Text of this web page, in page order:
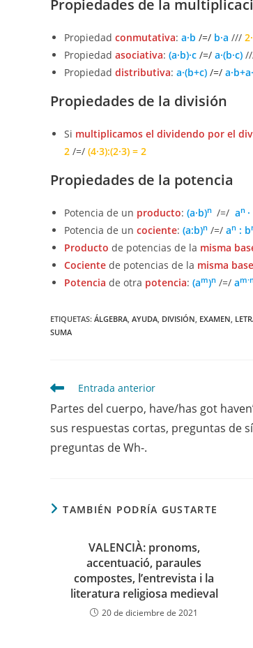
Propiedades de la
Propiedad conmutativa: a·b /=/ b·a ///
Propiedad asociativa: (a·b)·c /=/ a·(b·c)
Propiedad distributiva: a·(b+c) /=/
Propiedades de la división
Si multiplicamos el dividendo por el
2 /=/ (4·3):(2·3) = 2
Propiedades de la potencia
Potencia de un producto: (a·b)n /=/ an
Potencia de un cociente: (a:b)n /=/ an : b
Producto de potencias de la misma
Cociente de potencias de la misma base
Potencia de otra potencia: (am)n /=/ a
ETIQUETAS: ÁLGEBRA, AYUDA, DIVISIÓN, EXAMEN,
SUMA
Leer
artículos
Entrada anterior
Partes del cuerpo, have/has got
sus respuestas cortas, preguntas de
preguntas de Wh-.
TAMBIÉN PODRÍA GUSTARTE
VALENCIÀ: pronoms,
accentuació, paraules
compostes, l’entrevista i la
literatura religiosa medieval
20 de diciembre de 2021